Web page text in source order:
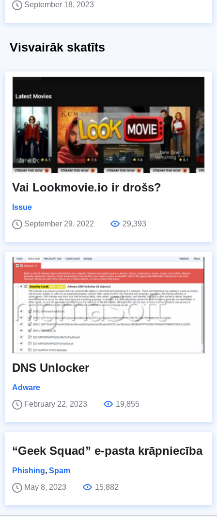
September 18, 2023
Visvairāk skatīts
Vai Lookmovie.io ir drošs?
Issue
September 29, 2022
29,393
DNS Unlocker
Adware
February 22, 2023
19,855
“Geek Squad” e-pasta krāpniecība
Phishing, Spam
May 8, 2023
15,882